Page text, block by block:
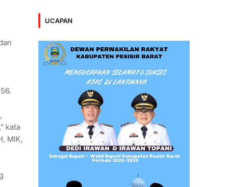
kata
MIK,
UCAPAN